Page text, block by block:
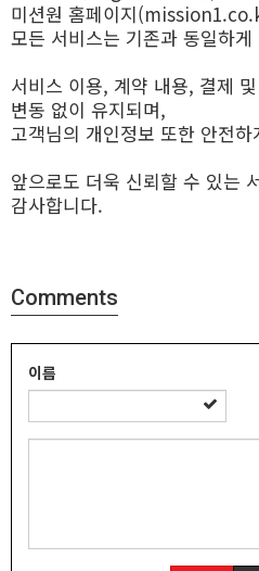
미션원 홈페이지
모든 서비스는 기존과 동일하게
서비스 이용, 계약 내용, 결제
변동 없이 유지되며,
고객님의 개인정보 또한 안전
앞으로도 더욱 신뢰할 수 있는
감사합니다.
Comments
이름